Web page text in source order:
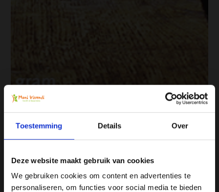
Toestemming Details Over
Deze website maakt gebruik van cookies
We gebruiken cookies om content en advertenties te
personaliseren, om functies voor social media te bieden